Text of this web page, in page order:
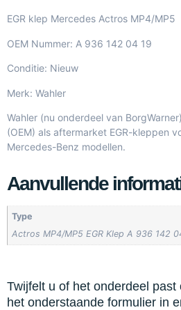
EGR klep Mercedes Actros MP4/MP5
OEM Nummer: A 936 142 04 19
Conditie: Nieuw
Merk: Wahler
Wahler (nu onderdeel van
(OEM) als aftermarket EGR-kleppen
Mercedes-Benz modellen.
Aanvullende
Type
Actros MP4/MP5 EGR Klep A 936 142
Twijfelt u of het onderdeel past
het onderstaande formulier in